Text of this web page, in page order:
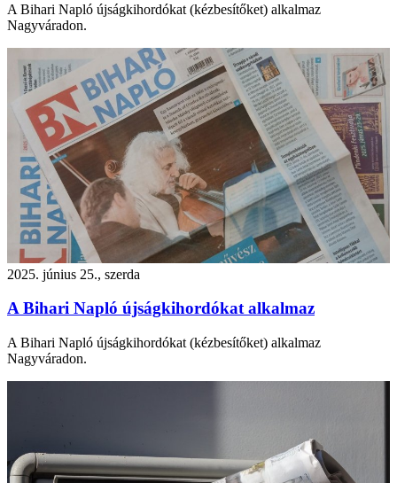
A Bihari Napló újságkihordókat (kézbesítőket) alkalmaz
Nagyváradon.
2025. június 25., szerda
A Bihari Napló újságkihordókat alkalmaz
A Bihari Napló újságkihordókat (kézbesítőket) alkalmaz
Nagyváradon.